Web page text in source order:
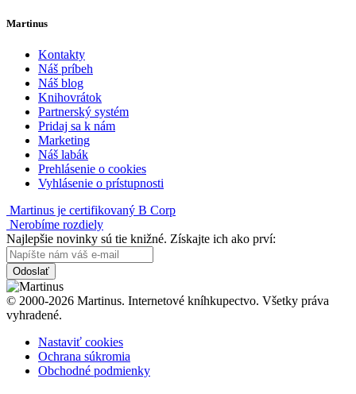
Martinus
Kontakty
Náš príbeh
Náš blog
Knihovrátok
Partnerský systém
Pridaj sa k nám
Marketing
Náš labák
Prehlásenie o cookies
Vyhlásenie o prístupnosti
Martinus je certifikovaný B Corp
Nerobíme rozdiely
Najlepšie novinky sú tie knižné. Získajte ich ako prví:
Odoslať
© 2000-2026 Martinus. Internetové kníhkupectvo. Všetky práva
vyhradené.
Nastaviť cookies
Ochrana súkromia
Obchodné podmienky